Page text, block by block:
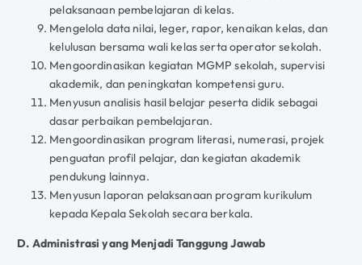
pelaksanaan pembelajaran di kelas.
Mengelola data nilai, leger, rapor, kenaikan kelas, dan
kelulusan bersama wali kelas serta operator sekolah.
Mengoordinasikan kegiatan MGMP sekolah, supervisi
akademik, dan peningkatan kompetensi guru.
Menyusun analisis hasil belajar peserta didik sebagai
dasar perbaikan pembelajaran.
Mengoordinasikan program literasi, numerasi, projek
penguatan profil pelajar, dan kegiatan akademik
pendukung lainnya.
Menyusun laporan pelaksanaan program kurikulum
kepada Kepala Sekolah secara berkala.
D. Administrasi yang Menjadi Tanggung Jawab